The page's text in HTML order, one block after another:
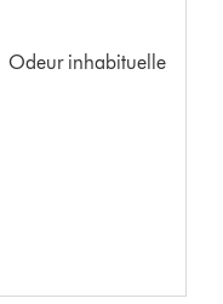
Odeur inhabituelle